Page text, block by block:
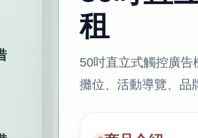
租
50吋直立式觸控廣
攤位、活動導覽、品